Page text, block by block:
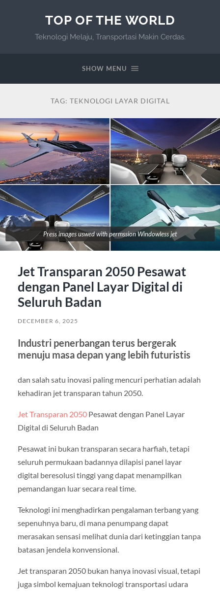
TOP OF THE WORLD
Teknologi Melaju, Transportasi Makin Cerdas.
SHOW MENU
TAG: TEKNOLOGI LAYAR DIGITAL
Press images uswed with permssion Windowless jet
Jet Transparan 2050 Pesawat
dengan Panel Layar Digital di
Seluruh Badan
DECEMBER 6, 2025
Industri penerbangan terus bergerak
menuju masa depan yang lebih futuristis
dan salah satu inovasi paling mencuri perhatian adalah
kehadiran jet transparan tahun 2050.
Jet Transparan 2050Pesawat dengan Panel Layar
Digital di Seluruh Badan
Pesawat ini bukan transparan secara harfiah, tetapi
seluruh permukaan badannya dilapisi panel layar
digital beresolusi tinggi yang dapat menampilkan
pemandangan luar secara real time.
Teknologi ini menghadirkan pengalaman terbang yang
sepenuhnya baru, di mana penumpang dapat
merasakan sensasi melihat dunia dari ketinggian tanpa
batasan jendela konvensional.
Jet transparan 2050 bukan hanya inovasi visual, tetapi
juga simbol kemajuan teknologi transportasi udara